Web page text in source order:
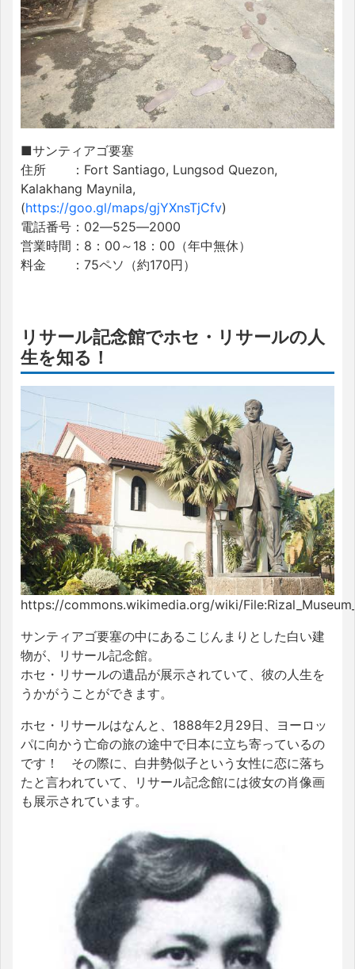
■サンティアゴ要塞
住所 ：Fort Santiago, Lungsod Quezon,
Kalakhang Maynila,
(https://goo.gl/maps/gjYXnsTjCfv)
電話番号：02―525―2000
営業時間：8：00～18：00（年中無休）
料金 ：75ペソ（約170円）
リサール記念館でホセ・リサールの人
生を知る！
https://commons.wikimedia.org/wiki/
サンティアゴ要塞の中にあるこじんまりとした白い建
物が、リサール記念館。
ホセ・リサールの遺品が展示されていて、彼の人生を
うかがうことができます。
ホセ・リサールはなんと、1888年2月29日、ヨーロッ
パに向かう亡命の旅の途中で日本に立ち寄っているの
です！ その際に、白井勢似子という女性に恋に落ち
たと言われていて、リサール記念館には彼女の肖像画
も展示されています。